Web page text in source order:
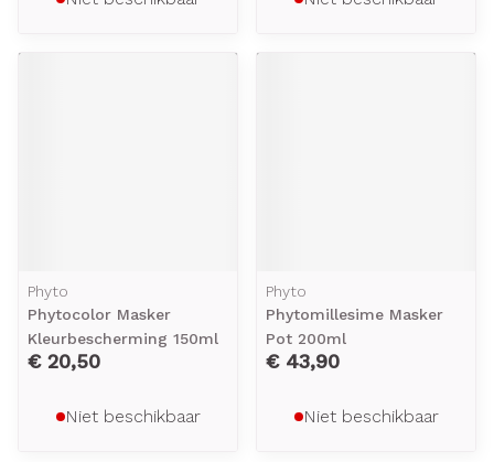
Phyto
Phytocolor Masker
Kleurbescherming 150ml
€ 20,50
Niet beschikbaar
Phyto
Phytomillesime Masker
Pot 200ml
€ 43,90
Niet beschikbaar